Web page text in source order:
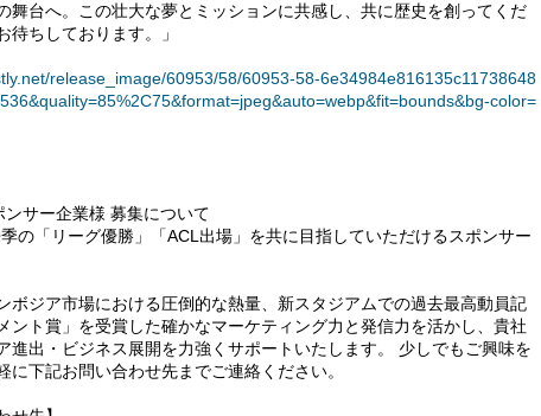
舞台へ。この壮大な夢とミッションに共感し、共に歴史を創ってくだ
ちしております。」
release_image/60953/58/60953-58-6e34984e816135c11738648
color=
サー企業様 募集について
の「リーグ優勝」「ACL出場」を共に目指していただけるスポンサー
ボジア市場における圧倒的な熱量、新スタジアムでの過去最高動員記
ント賞」を受賞した確かなマーケティング力と発信力を活かし、貴社
進出・ビジネス展開を力強くサポートいたします。 少しでもご興味を
下記お問い合わせ先までご連絡ください。